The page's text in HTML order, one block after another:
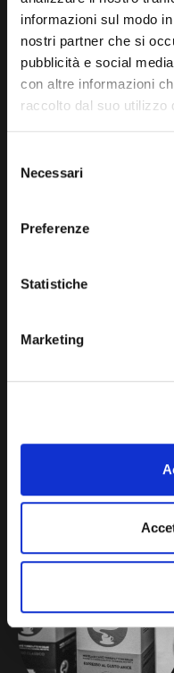
informazioni sul modo
nostri partner che si
pubblicità e social
con altre informazioni
raccolto dal suo utilizzo
delNecessari
Preferenze
Statistiche
Marketing
I
CIALDE ESE & 38